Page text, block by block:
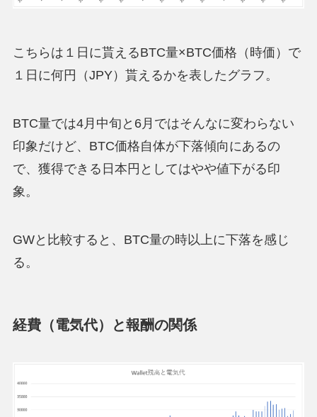
こちらは１日に貰えるBTC量×BTC価格（時価）で
１日に何円（JPY）貰えるかを表したグラフ。
BTC量では4月中旬と6月ではそんなに変わらない
印象だけど、BTC価格自体が下落傾向にあるの
で、獲得できる日本円としてはやや値下がる印
象。
GWと比較すると、BTC量の時以上に下落を感じ
る。
経費（電気代）と報酬の関係